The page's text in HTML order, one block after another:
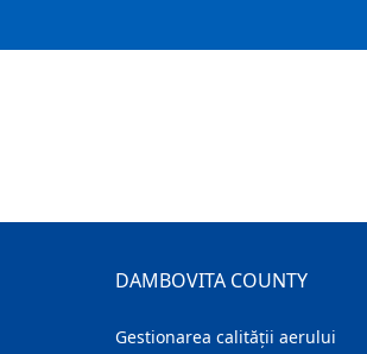
DAMBOVITA COUNTY
Gestionarea calității aerului